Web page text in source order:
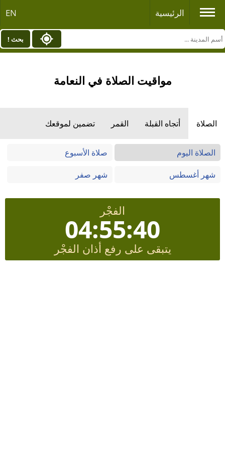
الرئيسية EN
بحث !
مواقيت الصلاة في النعامة
الصلاة أتجاه القبلة القمر تضمين لموقعك
الصلاة اليوم
صلاة الأسبوع
شهر أغسطس
شهر صفر
الفجْر
04:55:39
يتبقى على رفع أذان الفجْر